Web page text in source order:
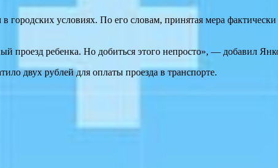
условиях. По его словам, принятая мера
проезд ребенка. Но добиться этого непросто», — добавил
двух рублей для оплаты проезда в транспорте.